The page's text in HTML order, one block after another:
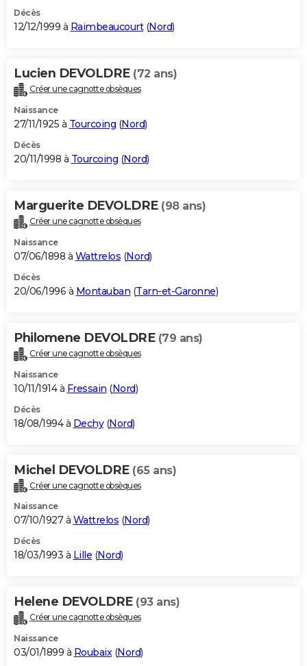
Décès
12/12/1999 à Raimbeaucourt(Nord)
Lucien DEVOLDRE (72 ans)
Créer une cagnotte obsèques
Naissance
27/11/1925 à Tourcoing (Nord)
Décès
20/11/1998 à Tourcoing (Nord)
Marguerite DEVOLDRE (98 ans)
Créer une cagnotte obsèques
Naissance
07/06/1898 à Wattrelos (Nord)
Décès
20/06/1996 à Montauban (Tarn-et-Garonne)
Philomene DEVOLDRE (79 ans)
Créer une cagnotte obsèques
Naissance
10/11/1914 à Fressain (Nord)
Décès
18/08/1994 à Dechy(Nord)
Michel DEVOLDRE (65 ans)
Créer une cagnotte obsèques
Naissance
07/10/1927 à Wattrelos (Nord)
Décès
18/03/1993 à Lille (Nord)
Helene DEVOLDRE (93 ans)
Créer une cagnotte obsèques
Naissance
03/01/1899 à Roubaix(Nord)